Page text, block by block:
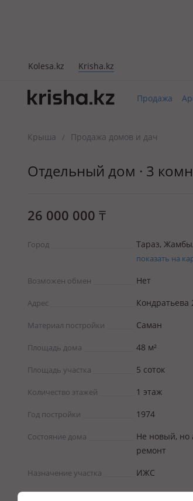
Kolesa.kz Krisha.kz
Продажа
Крыша / Продажа домов и дач
Отдельный дом · 3
26 000 000 ₸
Город Тараз,
показать на
Возможен обмен Нет
Адрес Кондратьева
Материал постройки Саман
Площадь дома 48 м²
Площадь участка 5 соток
Количество этажей 1 этаж
Год постройки 1974
Состояние дома
Не новый, но
ремонт
Назначение участка ИЖС